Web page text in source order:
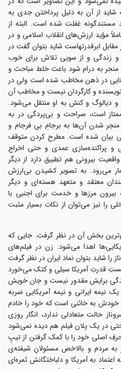
از آن به دلیل پرداختن جدی به
مستندگونه غفلت شده است. البته از
مؤید ارزش‌های انقلاب اسلامی و در
مقابل ابرقدرتهاست شاید بتوان گفت در
زندگی و از سویی تلاش برای خوب
منجر به درام شود باعث خلط مباحث و
در ذهن مخاطب شده است ولی در
و کارگردان نیست و مخاطب آن
دیالوگ و کنش به او منتقل می‌شود.
است، صراحت و بی‌پردگی در به
منجر شدن آن‌ها به برجامِ بی فرجام و
بیان شده است. مطرح کردن متوقف
و پراکنده‌سازی عمدی و حتی اخراج
بیرونی هم تطبیق دارد از دیگر
می‌رود. به تصویر کشیدن بی‌ارزش
معتقد و متعهد هسته‌ای و دیگر
مرزها و خدمت برای اجنبی با
را نیز می‌توان از نکات بسیار مثبت
بخش آن در نظر گرفت. جایی که
اهدا می‌شود. زن در فیلم‌های
را شاید بتوان نماد ایران در نظر گرفت
مستِ قدرتِ آمریکا سیلی و کتک می‌خورد
برایش مقدور نیست و جان خویش
نیمه ایرانی و نیمه آمریکایی ضربه
به خائنی است که خود را خادم
حالت متعادلی ندارد، انگار روزی
در یک پلان فیلم هم دیده نمی‌شود
اصلی خود را با کمک گرفتن از تیپِ
به مردم و بالاخص مسئولانِ شیفته‌ی
به آمریکا و دلباختگانش ثمره‌ای